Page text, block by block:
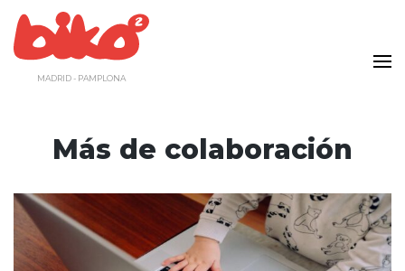
contenido
MADRID - PAMPLONA
Más de colaboración